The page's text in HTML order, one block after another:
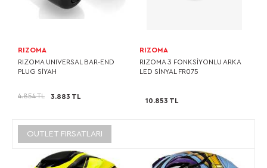
RIZOMA
RIZOMA UNIVERSAL BAR-END
PLUG SİYAH
4.854 TL 3.883 TL
RIZOMA
RIZOMA 3 FONKSİYONLU ARKA
LED SİNYAL FR075
10.853 TL
OUTLET FIRSATLARI